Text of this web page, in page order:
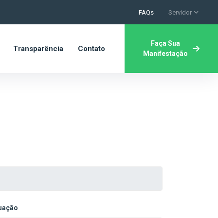
FAQs Servidor
Transparência Contato
Faça Sua
Manifestação